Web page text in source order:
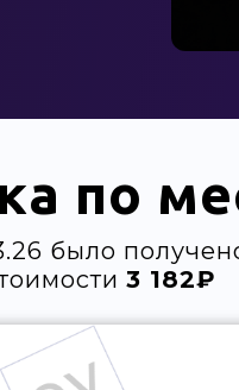
по
было
3 182₽